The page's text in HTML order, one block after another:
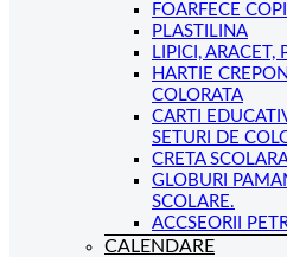
FOARFECE COPII
PLASTILINA
LIPICI, ARACET,
HARTIE
COLORATA
CARTI
SETURI DE
CRETA
GLOBURI
SCOLARE.
ACCSEORII
CALENDARE